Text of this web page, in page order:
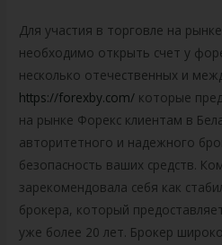
Для участия в торговле на
необходимо открыть счет у
несколько отечественных и
https://forexby.com/ которые
на рынке Форекс клиентам в
авторитетного и надежного
безопасность ваших средств.
зарекомендовала себя как
брокера, который
уже более 20 лет. Брокер